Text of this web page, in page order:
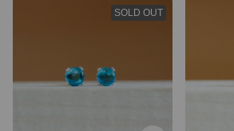
SOLD OUT